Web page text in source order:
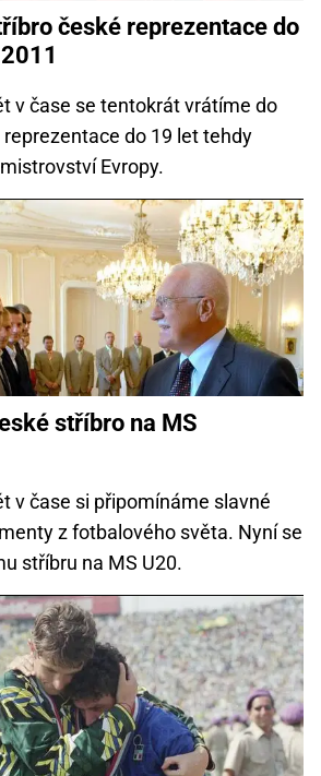
české reprezentace do
v čase se tentokrát vrátíme do
do 19 let tehdy
Evropy.
stříbro na MS
v čase si připomínáme slavné
z fotbalového světa. Nyní se
stříbru na MS U20.